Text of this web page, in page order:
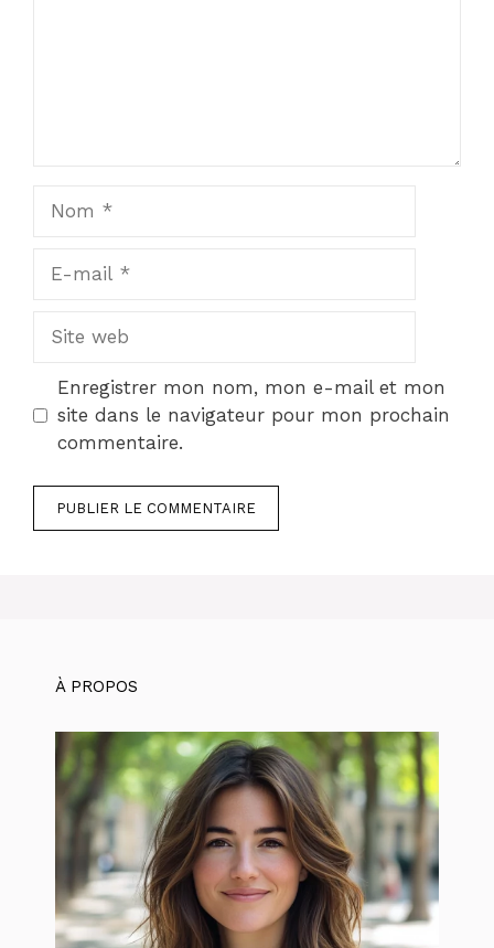
Site
Enregistrer mon nom, mon e-mail et mon
site dans le navigateur pour mon prochain
commentaire.
À PROPOS